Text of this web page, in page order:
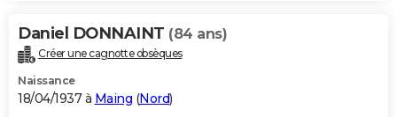
Daniel DONNAINT (84 ans)
Créer une cagnotte obsèques
Naissance
18/04/1937 à Maing (Nord)